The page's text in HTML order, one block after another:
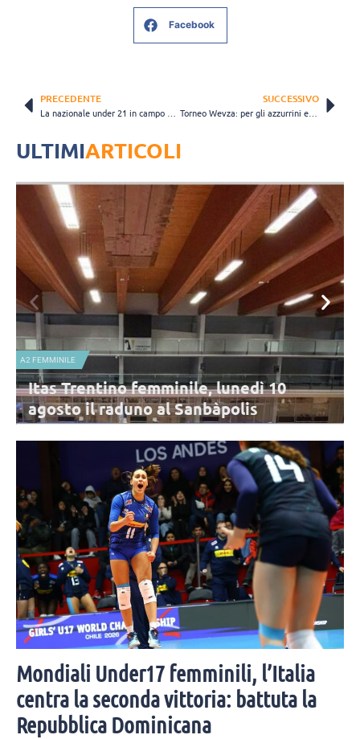
Facebook
PRECEDENTE SUCCESSIVO
Torneo Wevza: per gli azzurrini esordio il 1° luglio contro l’Olanda
ULTIMIARTICOLI
A2 FEMMINILE
Itas Trentino femminile, lunedì 10
agosto il raduno al Sanbàpolis
per lunedì 10 agosto al Sanbàpolis. Presenti tutte le atlete in rosa,
Mondiali Under17 femminili, l’Italia
centra la seconda vittoria: battuta la
Repubblica Dominicana